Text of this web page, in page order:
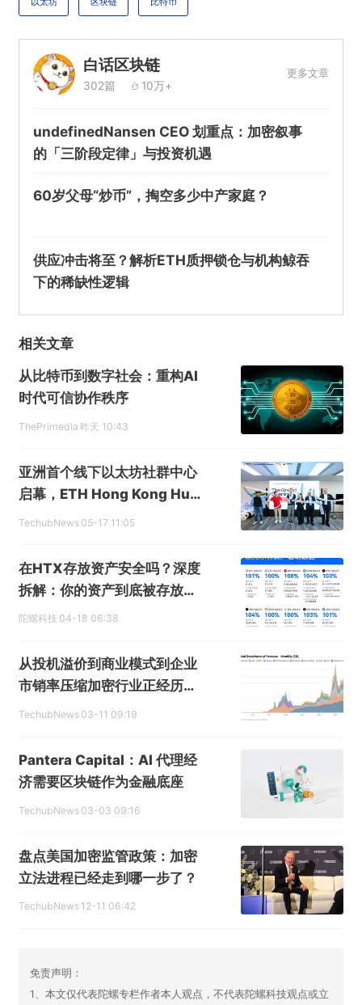
白话区块链
302篇 10万+
更多文章
undefinedNansen CEO 划重点：加密叙事
的「三阶段定律」与投资机遇
60岁父母“炒币”，掏空多少中产家庭？
供应冲击将至？解析ETH质押锁仓与机构鲸吞
下的稀缺性逻辑
相关文章
从比特币到数字社会：重构AI
时代可信协作秩序
ThePrimedia 昨天 10:43
亚洲首个线下以太坊社群中心
启幕，ETH Hong Kong Hub
落地香港
TechubNews 05-17 11:05
在HTX存放资产安全吗？深度
拆解：你的资产到底被存放在
哪里？
陀螺科技 04-18 06:38
从投机溢价到商业模式到企业
市销率压缩加密行业正经历一
场成人礼
TechubNews 03-11 09:19
Pantera Capital：AI 代理经
济需要区块链作为金融底座
TechubNews 03-03 09:16
盘点美国加密监管政策：加密
立法进程已经走到哪一步了？
TechubNews 12-11 06:42
免责声明：
1、本文仅代表陀螺专栏作者本人观点，不代表陀螺科技观点或立